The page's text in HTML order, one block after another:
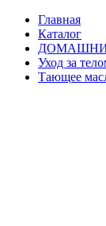
Главная
Каталог
Уход за
Тающее